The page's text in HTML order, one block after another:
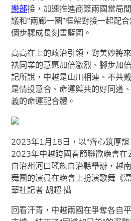
樂部接，加速推進商簽兩國當局
議和“兩廊一圈”框架對接一起配
個步驟成長刻畫藍圖。
高高在上的政治引領，對美妙將
袂同業的意愿加倍激烈、腳步加
記所說，中越是山川相連、不共
是情投意合、命運與共的好同道
義的命運配合體。
2023年1月18日，以“齊心筑厚誼
2023年中越跨國春節聯歡晚會在
自治州河口瑤族自治縣舉辦，越
舞團的演員在晚會上扮演歌舞《
華社記者 胡超 攝
回看汗青，中越兩國在爭奪各自